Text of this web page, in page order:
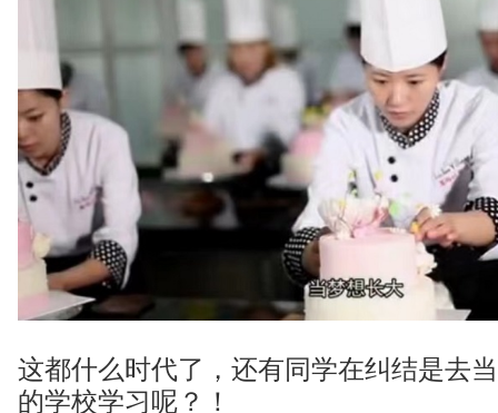
这都什么时代了，还有同学在纠结是去
的学校学习呢？！